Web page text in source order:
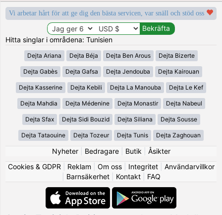
Vi arbetar hårt för att ge dig den bästa servicen, var snäll och stöd oss
Hitta singlar i områdena: Tunisien
Dejta Ariana Dejta Béja Dejta Ben Arous Dejta Bizerte
Dejta Gabès Dejta Gafsa Dejta Jendouba Dejta Kairouan
Dejta Kasserine Dejta Kebili Dejta La Manouba Dejta Le Kef
Dejta Mahdia Dejta Médenine Dejta Monastir Dejta Nabeul
Dejta Sfax Dejta Sidi Bouzid Dejta Siliana Dejta Sousse
Dejta Tataouine Dejta Tozeur Dejta Tunis Dejta Zaghouan
Nyheter| Bedragare| Butik
Åsikter
Cookies & GDPR
Reklam Om oss| Integritet| Användarvillkor
Barnsäkerhet| Kontakt| FAQ